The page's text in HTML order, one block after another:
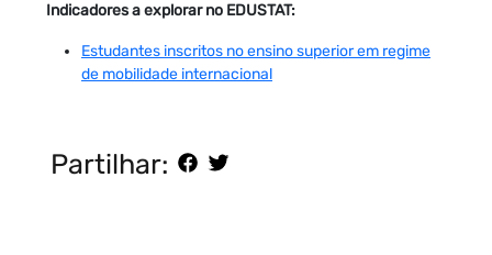
Indicadores a explorar no EDUSTAT:
Estudantes inscritos no ensino superior em regime
de mobilidade internacional
Partilhar: